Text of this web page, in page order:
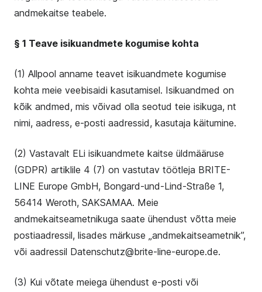
andmekaitse teabele.
§ 1 Teave isikuandmete kogumise kohta
(1) Allpool anname teavet isikuandmete kogumise
kohta meie veebisaidi kasutamisel. Isikuandmed on
kõik andmed, mis võivad olla seotud teie isikuga, nt
nimi, aadress, e-posti aadressid, kasutaja käitumine.
(2) Vastavalt ELi isikuandmete kaitse üldmääruse
(GDPR) artiklile 4 (7) on vastutav töötleja BRITE-
LINE Europe GmbH, Bongard-und-Lind-Straße 1,
56414 Weroth, SAKSAMAA. Meie
andmekaitseametnikuga saate ühendust võtta meie
postiaadressil, lisades märkuse „andmekaitseametnik”,
või aadressil Datenschutz@brite-line-europe.de.
(3) Kui võtate meiega ühendust e-posti või